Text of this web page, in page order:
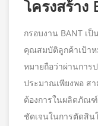
โครงสร้าง
กรอบงาน BANT เ
คุณสมบัติลูกค้าเป้าห
หมายถือว่าผ่านการ
ประมาณเพียงพอ ส
ต้องการในผลิตภัณ
ชัดเจนในการตัดสิน